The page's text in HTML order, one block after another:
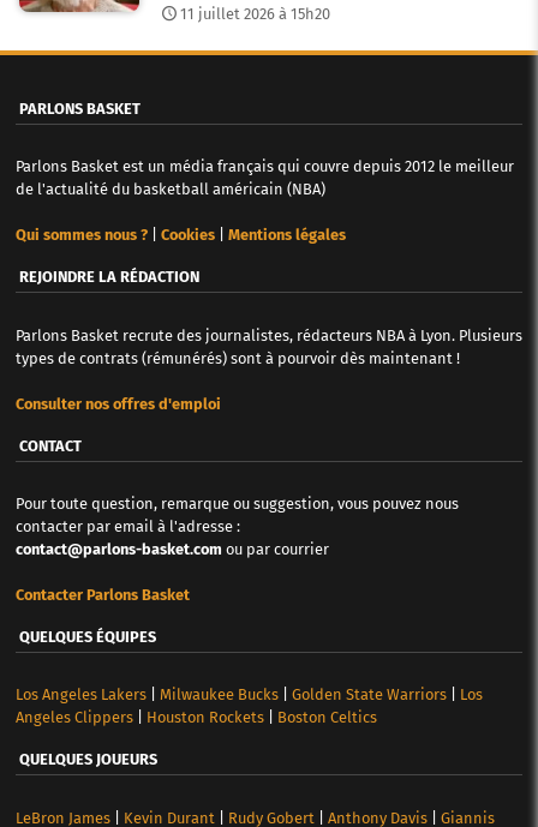
l
e
s
11 juillet 2026 à 15h20
PARLONS BASKET
Parlons Basket est un média français qui couvre depuis 2012 le meilleur
de l'actualité du basketball américain (NBA)
Qui sommes nous ?| Cookies| Mentions légales
REJOINDRE LA RÉDACTION
Parlons Basket recrute des journalistes, rédacteurs NBA à Lyon. Plusieurs
types de contrats (rémunérés) sont à pourvoir dès maintenant !
Consulter nos offres d'emploi
CONTACT
Pour toute question, remarque ou suggestion, vous pouvez nous
contacter par email à l'adresse :
contact@parlons-basket.com ou par courrier
Contacter Parlons Basket
QUELQUES ÉQUIPES
Los Angeles Lakers| Milwaukee Bucks| Golden State Warriors| Los
Angeles Clippers| Houston Rockets| Boston Celtics
QUELQUES JOUEURS
LeBron James| Kevin Durant Rudy Gobert Anthony Davis| Giannis